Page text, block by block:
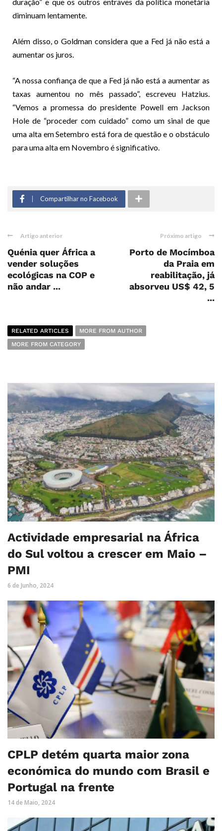
diminuam lentamente.
Além disso, o Goldman considera que a Fed já não está a
aumentar os juros.
“A nossa confiança de que a Fed já não está a aumentar as
taxas aumentou no mês passado”, escreveu Hatzius.
“Vemos a promessa do presidente Powell em Jackson
Hole de “proceder com cuidado” como um sinal de que
uma alta em Setembro está fora de questão e o obstáculo
para uma alta em Novembro é significativo.
Compartilhar no Facebook
Artigo anterior
Quénia quer África a
vender soluções
ecológicas na COP e
não andar ...
Próximo artigo
Porto de Mocímboa
da Praia em
reabilitação, já
absorveu US$ 42, 5
...
RELATED ARTICLES
MORE FROM AUTHOR
MORE FROM CATEGORY
Actividade empresarial na África
do Sul voltou a crescer em Maio –
PMI
6 de Junho, 2024
CPLP detém quarta maior zona
económica do mundo com Brasil e
Portugal na frente
14 de Maio, 2024